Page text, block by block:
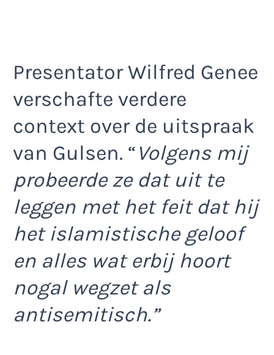
Presentator Wilfred Genee
verschafte verdere
context over de uitspraak
van Gulsen. “ Volgens mij
probeerde ze dat uit te
leggen met het feit dat hij
het islamistische geloof
en alles wat erbij hoort
nogal wegzet als
antisemitisch.”